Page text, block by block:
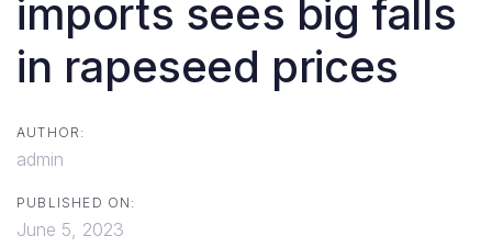
imports sees big falls
in rapeseed prices
AUTHOR:
admin
PUBLISHED ON:
June 5, 2023